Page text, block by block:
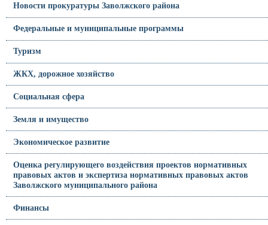
Новости прокуратуры Заволжского района
Федеральные и муниципальные программы
Туризм
ЖКХ, дорожное хозяйство
Социальная сфера
Земля и имущество
Экономическое развитие
Оценка регулирующего воздействия проектов нормативных
правовых актов и экспертиза нормативных правовых актов
Заволжского муниципального района
Финансы